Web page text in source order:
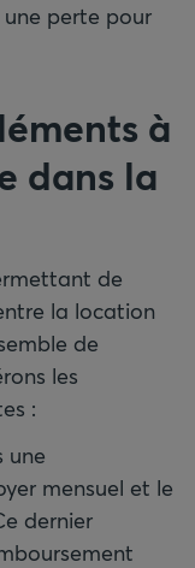
perte pour
à
dans la
de
la location
de
les
:
une
mensuel et le
dernier